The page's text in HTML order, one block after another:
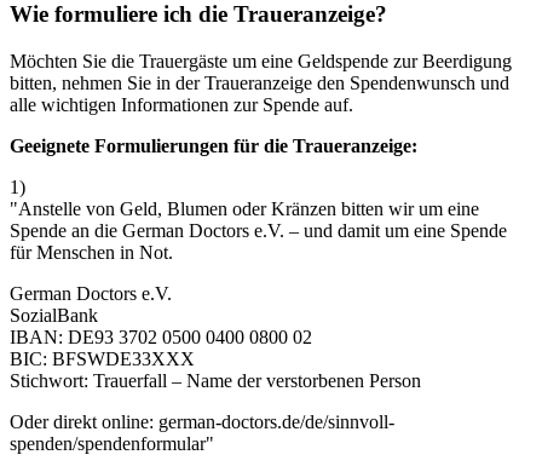
Wie formuliere ich die Trauer­anzeige?
Möchten Sie die Trauer­gäste um eine Geld­spende zur Beer­digung
bitten, nehmen Sie in der Trauer­anzeige den Spenden­wunsch und
alle wichtigen Infor­mationen zur Spende auf.
Geeignete Formu­lierungen für die Trauer­anzeige:
1)
"Anstelle von Geld, Blumen oder Kränzen bitten wir um eine
Spende an die German Doctors e.V. – und damit um eine Spende
für Menschen in Not.
German Doctors e.V.
SozialBank
IBAN: DE93 3702 0500 0400 0800 02
BIC: BFSWDE33XXX
Stichwort: Trauerfall – Name der verstorbenen Person
Oder direkt online: german-doctors.de/de/sinnvoll-
spenden/spendenformular"